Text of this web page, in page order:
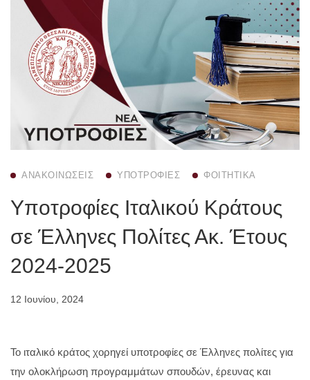
ΑΝΑΚΟΙΝΏΣΕΙΣ ΥΠΟΤΡΟΦΊΕΣ ΦΟΙΤΗΤΙΚΆ
Υποτροφίες Ιταλικού Κράτους
σε Έλληνες Πολίτες Ακ. Έτους
2024-2025
12 Ιουνίου, 2024
Το ιταλικό κράτος χορηγεί υποτροφίες σε Έλληνες πολίτες για
την ολοκλήρωση προγραμμάτων σπουδών, έρευνας και